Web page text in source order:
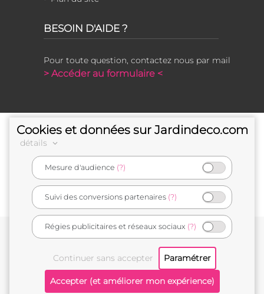
BESOIN D'AIDE ?
Pour toute question, contactez nous par mail
> Accéder au formulaire <
e-commerçant français
Cookies et données sur Jardindeco.com
détails
Mesure d'audience (?)
Suivi des conversions partenaires (?)
Régies publicitaires et réseaux sociaux (?)